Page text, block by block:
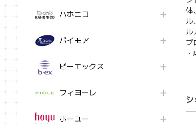
ハホニコ
パイモア
ビーエックス
フィヨーレ
ホーユー
体
ル
ル
プ
シ